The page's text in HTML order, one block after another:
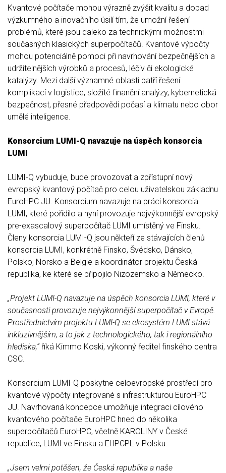
Kvantové počítače mohou výrazně zvýšit kvalitu a dopad
výzkumného a inovačního úsilí tím, že umožní řešení
problémů, které jsou daleko za technickými možnostmi
současných klasických superpočítačů. Kvantové výpočty
mohou potenciálně pomoci při navrhování bezpečnějších a
udržitelnějších výrobků a procesů, léčiv či ekologické
katalýzy. Mezi další významné oblasti patří řešení
komplikací v logistice, složité finanční analýzy, kybernetická
bezpečnost, přesné předpovědi počasí a klimatu nebo obor
umělé inteligence.
Konsorcium LUMI-Q navazuje na úspěch konsorcia
LUMI
LUMI-Q vybuduje, bude provozovat a zpřístupní nový
evropský kvantový počítač pro celou uživatelskou základnu
EuroHPC JU. Konsorcium navazuje na práci konsorcia
LUMI, které pořídilo a nyní provozuje nejvýkonnější evropský
pre-exascalový superpočítač LUMI umístěný ve Finsku.
Členy konsorcia LUMI-Q jsou někteří ze stávajících členů
konsorcia LUMI, konkrétně Finsko, Švédsko, Dánsko,
Polsko, Norsko a Belgie a koordinátor projektu Česká
republika, ke které se připojilo Nizozemsko a Německo.
„Projekt LUMI-Q navazuje na úspěch konsorcia LUMI, které v
současnosti provozuje nejvýkonnější superpočítač v Evropě.
Prostřednictvím projektu LUMI-Q se ekosystém LUMI stává
inkluzivnějším, a to jak z technologického, tak i regionálního
hlediska,“říká Kimmo Koski, výkonný ředitel finského centra
CSC.
Konsorcium LUMI-Q poskytne celoevropské prostředí pro
kvantové výpočty integrované s infrastrukturou EuroHPC
JU. Navrhovaná koncepce umožňuje integraci cílového
kvantového počítače EuroHPC hned do několika
superpočítačů EuroHPC, včetně KAROLINY v České
republice, LUMI ve Finsku a EHPCPL v Polsku.
„Jsem velmi potěšen, že Česká republika a naše